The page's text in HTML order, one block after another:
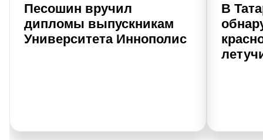
Песошин вручил
дипломы выпускникам
Университета Иннополис
В